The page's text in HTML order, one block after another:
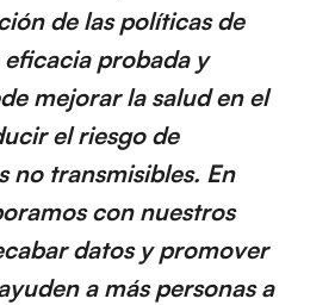
de las políticas de
probada y
mejorar la salud en el
el riesgo de
no transmisibles. En
con nuestros
datos y promover
a más personas a